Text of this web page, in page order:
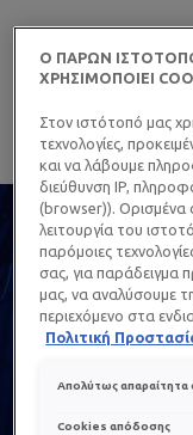
ΣΤΗ
Ο ΠΑΡΩΝ
ΧΡΗΣΙΜΟΠΟΙΕΙ
Στον ιστότοπό μας
τεχνολογίες,
και να λάβουμε
διεύθυνση IP,
(browser)). Ορισμένα
λειτουργία του
παρόμοιες
σας, για παράδειγμα
μας, να αναλύσουμε
περιεχόμενο στα
browser/ τη συσκευή
περιεχόμενο σε
όλων»), να τα
Πολιτική
Απολύτως
Cookies απόδοσης